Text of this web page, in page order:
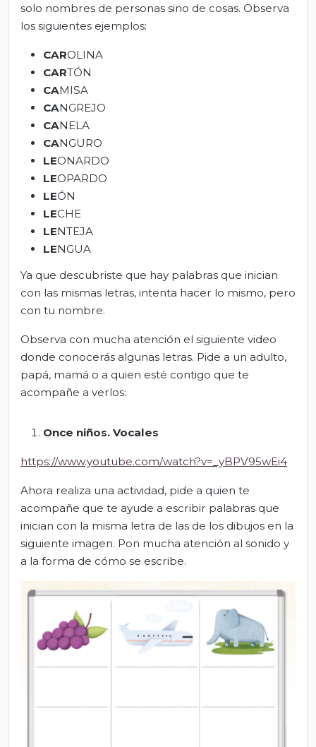
solo nombres de personas sino de cosas. Observa
los siguientes ejemplos:
CAROLINA
CARTÓN
CAMISA
CANGREJO
CANELA
CANGURO
LEONARDO
LEOPARDO
LEÓN
LECHE
LENTEJA
LENGUA
Ya que descubriste que hay palabras que inician
con las mismas letras, intenta hacer lo mismo, pero
con tu nombre.
Observa con mucha atención el siguiente video
donde conocerás algunas letras. Pide a un adulto,
papá, mamá o a quien esté contigo que te
acompañe a verlos:
Once niños. Vocales
https://www.youtube.com/watch?v=_yBPV95wEi4
Ahora realiza una actividad, pide a quien te
acompañe que te ayude a escribir palabras que
inician con la misma letra de las de los dibujos en la
siguiente imagen. Pon mucha atención al sonido y
a la forma de cómo se escribe.